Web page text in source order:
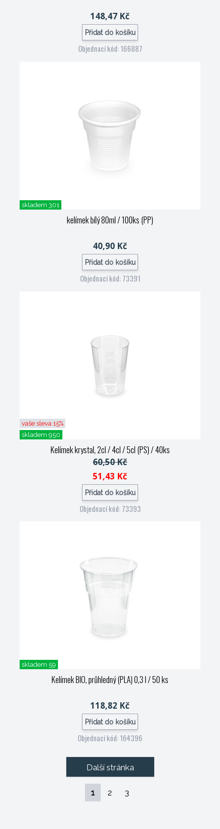
148,47 Kč
Přidat do košíku
Objednací kód: 166887
skladem 301
kelímek bílý 80ml / 100ks (PP)
40,90 Kč
Přidat do košíku
Objednací kód: 73391
vaše sleva 15%
skladem 950
Kelímek krystal, 2cl / 4cl / 5cl (PS) / 40ks
60,50 Kč
51,43 Kč
Přidat do košíku
Objednací kód: 73393
skladem 59
Kelímek BIO, průhledný (PLA) 0,3 l / 50 ks
118,82 Kč
Přidat do košíku
Objednací kód: 164396
Další stránka
1 2 3